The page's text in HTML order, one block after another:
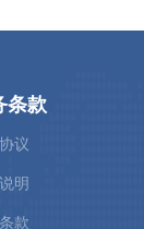
条款
议
明
款